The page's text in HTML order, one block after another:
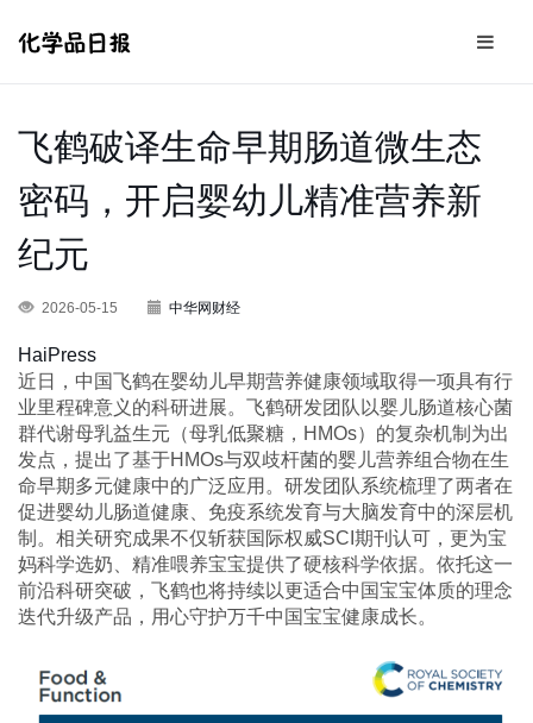
飞鹤破译生命早期肠道微生态
密码，开启婴幼儿精准营养新
纪元
2026-05-15 中华网财经
HaiPress
近日，中国飞鹤在婴幼儿早期营养健康领域取得一项具有行
业里程碑意义的科研进展。飞鹤研发团队以婴儿肠道核心菌
群代谢母乳益生元（母乳低聚糖，HMOs）的复杂机制为出
发点，提出了基于HMOs与双歧杆菌的婴儿营养组合物在生
命早期多元健康中的广泛应用。研发团队系统梳理了两者在
促进婴幼儿肠道健康、免疫系统发育与大脑发育中的深层机
制。相关研究成果不仅斩获国际权威SCI期刊认可，更为宝
妈科学选奶、精准喂养宝宝提供了硬核科学依据。依托这一
前沿科研突破，飞鹤也将持续以更适合中国宝宝体质的理念
迭代升级产品，用心守护万千中国宝宝健康成长。